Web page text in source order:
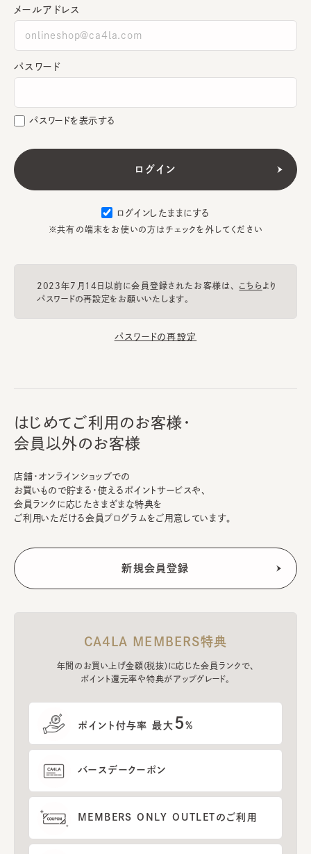
メールアドレス
パスワード
パスワードを表示する
ログインしたままにする
※共有の端末をお使いの方はチェックを外してください
2023年7月14日以前に会員登録されたお客様は、 こちらより
パスワードの再設定をお願いいたします。
パスワードの再設定
はじめてご利用のお客様・
会員以外のお客様
店舗・オンラインショップでの
お買いもので貯まる・使えるポイントサービスや、
会員ランクに応じたさまざまな特典を
ご利用いただける会員プログラムをご用意しています。
CA4LA MEMBERS特典
年間のお買い上げ金額(税抜)に応じた会員ランクで、
ポイント還元率や特典がアップグレード。
ポイント付与率 最大 5%
バースデークーポン
MEMBERS ONLY OUTLETのご利用